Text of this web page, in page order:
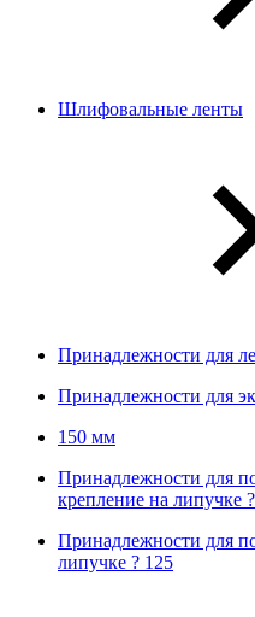
Шлифовальные ленты
Принадлежности для
Принадлежности для
150 мм
Принадлежности для
крепление на липучке
Принадлежности для
липучке ? 125